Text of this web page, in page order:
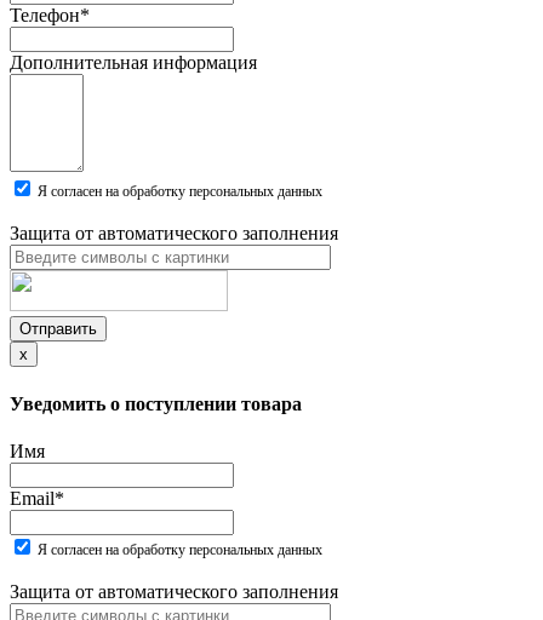
Телефон*
Дополнительная информация
Я согласен на обработку персональных данных
Защита от автоматического заполнения
Отправить
x
Уведомить о поступлении товара
Имя
Email*
Я согласен на обработку персональных данных
Защита от автоматического заполнения